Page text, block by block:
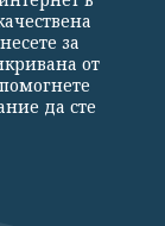
София, ул. "Алеко
Зебра Медия“
www.clubz.bg без
път, съгласно
за
от
да сте